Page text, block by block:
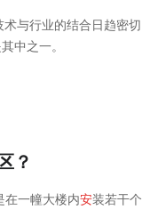
与行业的结合日趋密
中之一。
？
在一幢大楼内安装若干